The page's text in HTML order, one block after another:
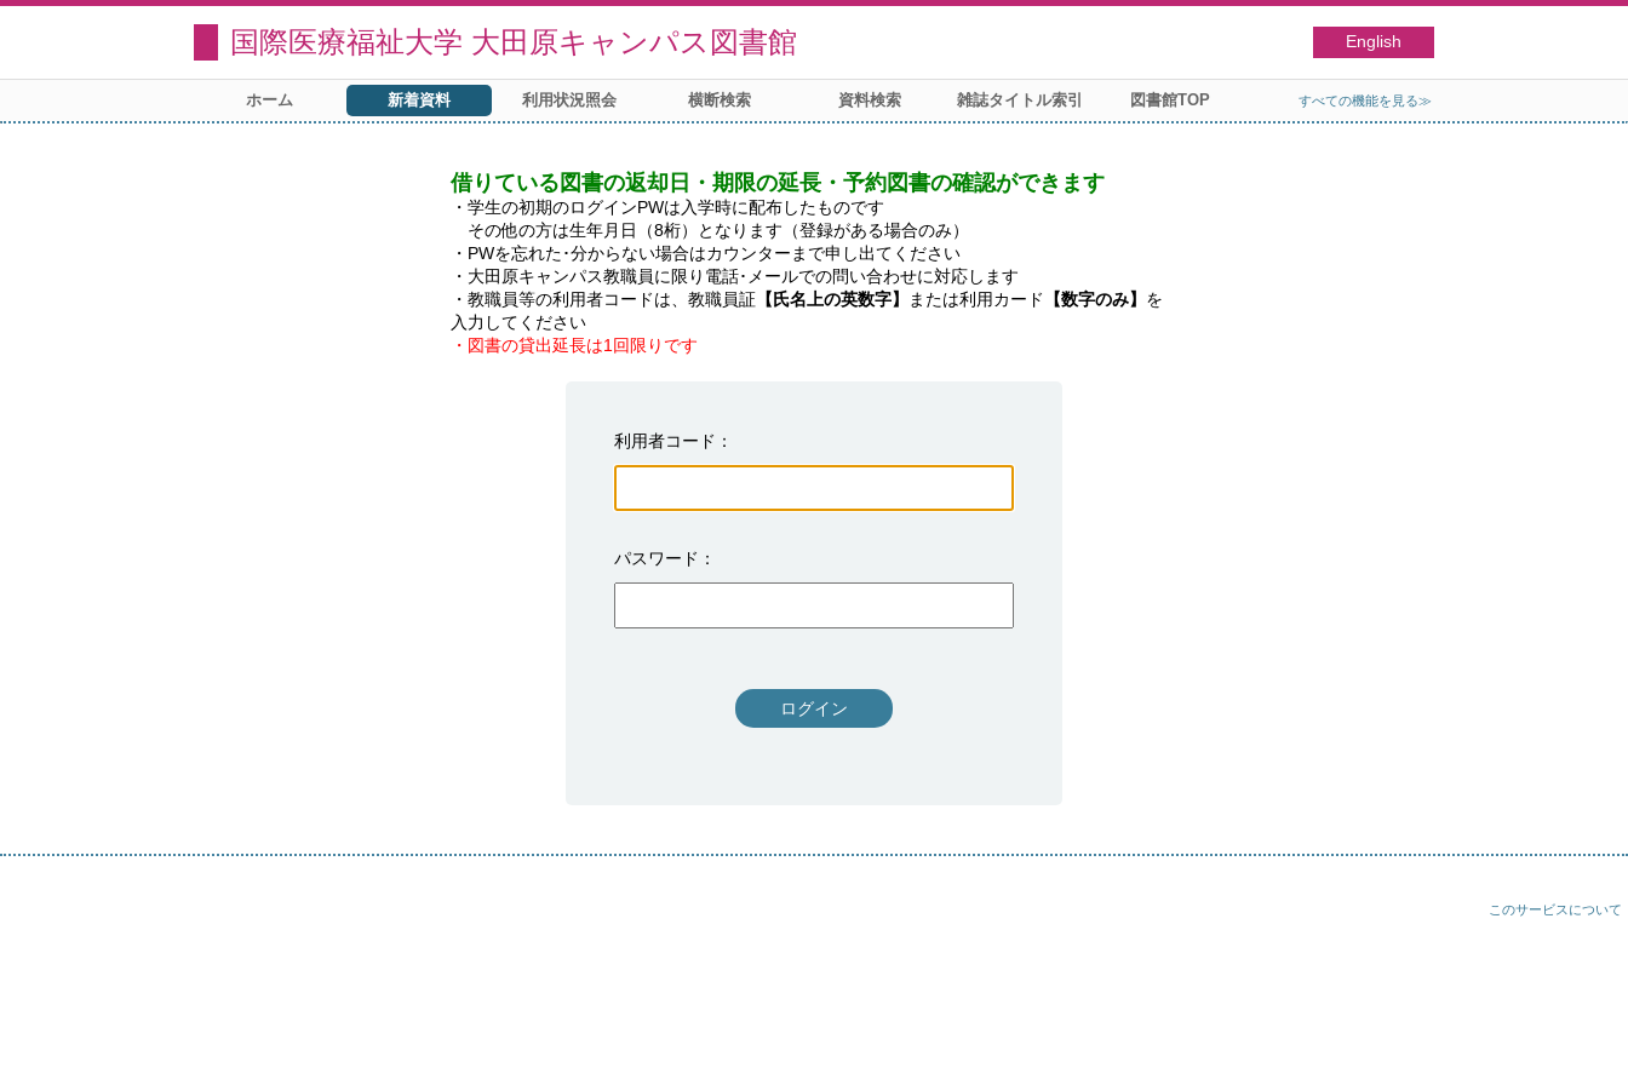
国際医療福祉大学 大田原キャンパス図書館 English
ホーム 新着資料 利用状況照会 横断検索 資料検索 雑誌タイトル索引 図書館TOP すべての機能を見る≫
借りている図書の返却日・期限の延長・予約図書の確認ができます
・学生の初期のログインPWは入学時に配布したものです
その他の方は生年月日（8桁）となります（登録がある場合のみ）
・PWを忘れた･分からない場合はカウンターまで申し出てください
・大田原キャンパス教職員に限り電話･メールでの問い合わせに対応します
・教職員等の利用者コードは、教職員証 【氏名上の英数字】 または利用カード 【数字のみ】 を
・図書の貸出延長は1回限りです
利用者コード
パスワード
ログイン
このサービスについて